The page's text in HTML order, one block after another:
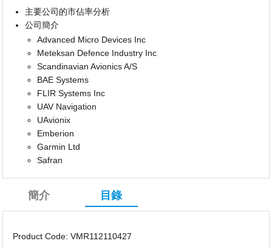
主要公司的市佔率分析
公司簡介
Advanced Micro Devices Inc
Meteksan Defence Industry Inc
Scandinavian Avionics A/S
BAE Systems
FLIR Systems Inc
UAV Navigation
UAvionix
Emberion
Garmin Ltd
Safran
簡介 目錄
Product Code: VMR112110427